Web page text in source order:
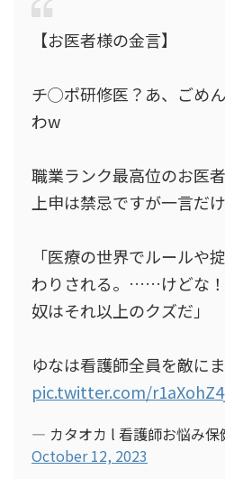
【お医者様の金言】
チ◯ポ研修医？あ、ごめ
わw
職業ランク最高位のお医
上申は禁忌ですが一言だけ
「医療の世界でルールや
わりされる。……けどな
奴はそれ以上のクズだ」
ゆなは看護師全員を敵に
pic.twitter.com/
— カタオカ l 看護師お悩み保
October 12, 2023